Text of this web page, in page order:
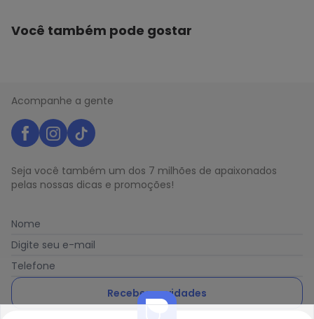
Você também pode gostar
Acompanhe a gente
Seja você também um dos 7 milhões de apaixonados
pelas nossas dicas e promoções!
Nome
Digite seu e-mail
Telefone
Receber novidades